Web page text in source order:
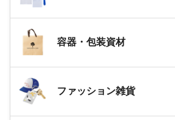
容器・包装資材
ファッション雑貨